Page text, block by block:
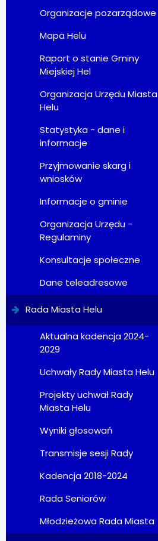
Organizacje pozarządowe
Mapa Helu
Raport o stanie Gminy
Miejskiej Hel
Organizacja Urzędu Miasta
Helu
Statystyka - dane i
informacje
Przyjmowanie skarg i
wniosków
Informacje o gminie
Organizacja Urzędu -
Regulaminy
Konsultacje społeczne
Dane teleadresowe
Rada Miasta Helu
Aktualna kadencja 2024-
2029
Uchwały Rady Miasta Helu
Projekty uchwał Rady
Miasta Helu
Wyniki głosowań
Transmisje sesji Rady
Kadencja 2018-2024
Rada Seniorów
Młodzieżowa Rada Miasta